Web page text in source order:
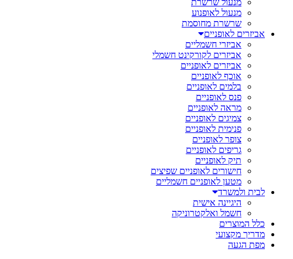
מנעול שרשרת
מנעול לאופנוע
שרשרת מחוסמת
אביזרים לאופניים
אביזרי חשמליים
אביזרים לקורקינט חשמלי
אביזרים לאופניים
אוכף לאופניים
בלמים לאופניים
פנס לאופניים
מראה לאופניים
צמיגים לאופניים
פנימית לאופניים
צופר לאופניים
גריפים לאופניים
תיק לאופניים
חישורים לאופניים שפיצים
מטען לאופניים חשמליים
לבית ולמשרד
היגיינה אישית
חשמל ואלקטרוניקה
כלל המוצרים
מדריך מקצועי
מפת הגעה